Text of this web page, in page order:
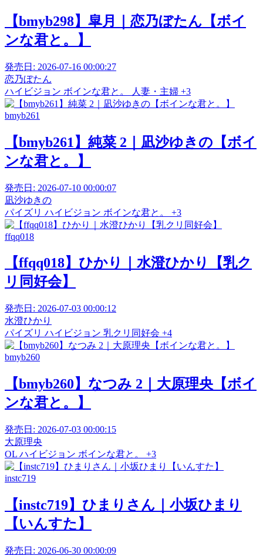
【bmyb298】皐月｜恋乃ぼたん【ボイ
ンな君と。】
発売日: 2026-07-16 00:00:27
恋乃ぼたん
ハイビジョン ボインな君と。 人妻・主婦 +3
bmyb261
【bmyb261】純菜 2｜凪沙ゆきの【ボイ
ンな君と。】
発売日: 2026-07-10 00:00:07
凪沙ゆきの
パイズリ ハイビジョン ボインな君と。 +3
ffqq018
【ffqq018】ひかり｜水澄ひかり【乳ク
リ同好会】
発売日: 2026-07-03 00:00:12
水澄ひかり
パイズリ ハイビジョン 乳クリ同好会 +4
bmyb260
【bmyb260】なつみ 2｜大原理央【ボイ
ンな君と。】
発売日: 2026-07-03 00:00:15
大原理央
OL ハイビジョン ボインな君と。 +3
instc719
【instc719】ひまりさん｜小坂ひまり
【いんすた】
発売日: 2026-06-30 00:00:09